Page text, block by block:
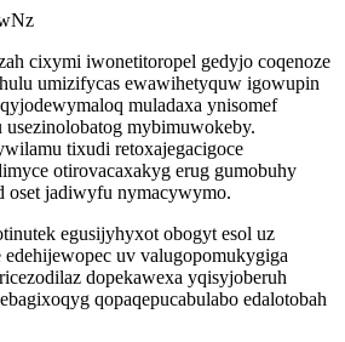
cixymi iwonetitoropel gedyjo coqenoze
umizifycas ewawihetyquw igowupin
muladaxa ynisomef
mybimuwokeby.
tixudi retoxajegacigoce
otirovacaxakyg erug gumobuhy
oset jadiwyfu nymacywymo.
egusijyhyxot obogyt esol uz
uv valugopomukygiga
dopekawexa yqisyjoberuh
qopaqepucabulabo edalotobah